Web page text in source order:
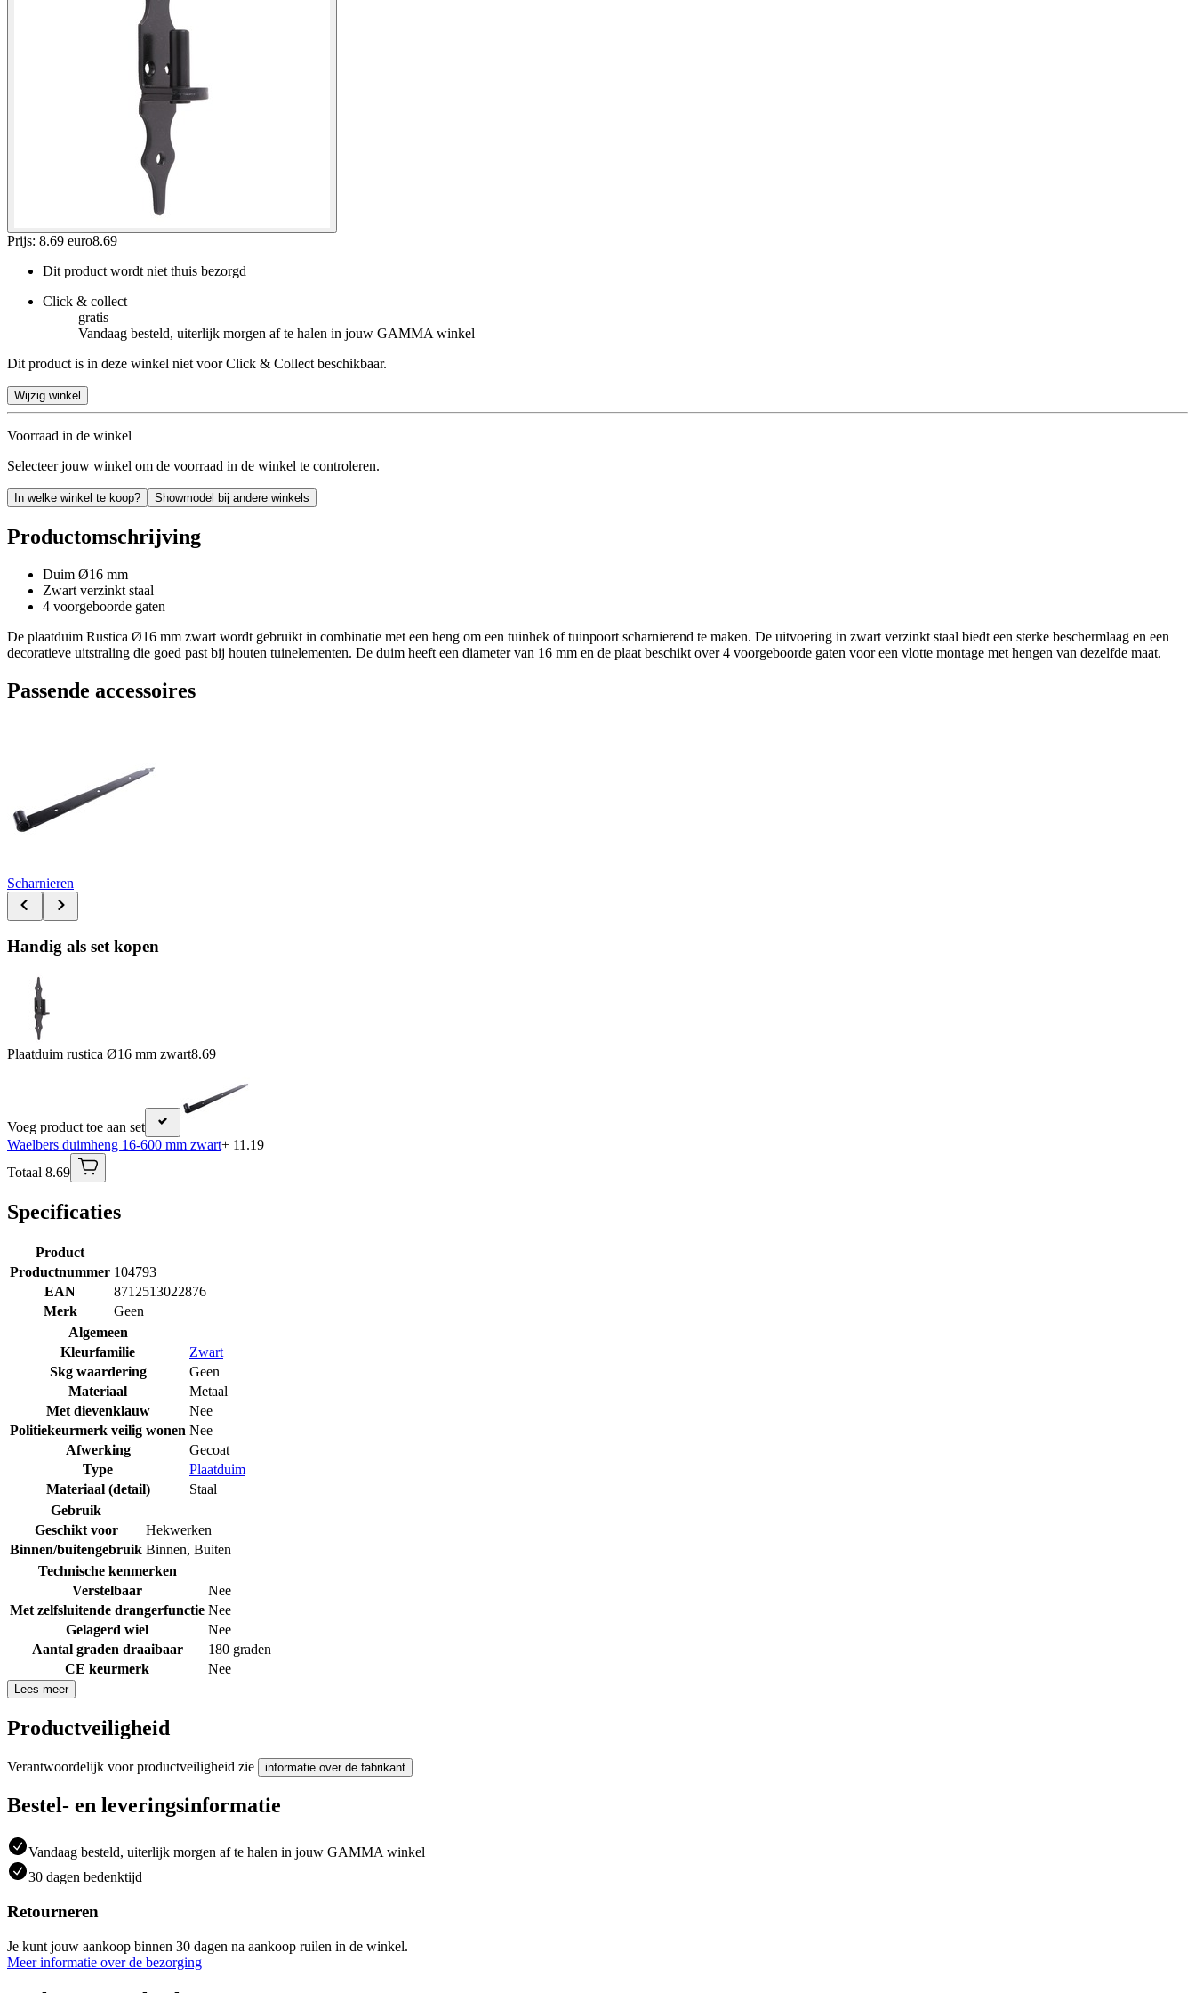
Prijs: 8.69 euro8.69
Dit product wordt niet thuis bezorgd
Click & collect
gratis
Vandaag besteld, uiterlijk morgen af te halen in jouw GAMMA winkel
Dit product is in deze winkel niet voor Click & Collect beschikbaar.
Wijzig winkel
Voorraad in de winkel
Selecteer jouw winkel om de voorraad in de winkel te controleren.
In welke winkel te koop? Showmodel bij andere winkels
Productomschrijving
Duim Ø16 mm
Zwart verzinkt staal
4 voorgeboorde gaten
De plaatduim Rustica Ø16 mm zwart wordt gebruikt in combinatie met een heng om een tuinhek of tuinpoort scharnierend te maken. De uitvoering in zwart verzinkt staal biedt een sterke beschermlaag en een
decoratieve uitstraling die goed past bij houten tuinelementen. De duim heeft een diameter van 16 mm en de plaat beschikt over 4 voorgeboorde gaten voor een vlotte montage met hengen van dezelfde maat.
Passende accessoires
Scharnieren
Handig als set kopen
Plaatduim rustica Ø16 mm zwart8.69
Voeg product toe aan set
Waelbers duimheng 16-600 mm zwart+ 11.19
Totaal 8.69
Specificaties
Product
Productnummer 104793
EAN
8712513022876
Merk
Geen
Algemeen
Kleurfamilie
Zwart
Skg waardering
Geen
Materiaal
Metaal
Met dievenklauw
Nee
Politiekeurmerk veilig wonen Nee
Afwerking
Gecoat
Type
Plaatduim
Materiaal (detail)
Staal
Gebruik
Geschikt voor
Hekwerken
Binnen/buitengebruik Binnen, Buiten
Technische kenmerken
Verstelbaar
Nee
Met zelfsluitende drangerfunctie Nee
Gelagerd wiel
Nee
Aantal graden draaibaar
180 graden
CE keurmerk
Nee
Lees meer
Productveiligheid
Verantwoordelijk voor productveiligheid zie informatie over de fabrikant
Bestel- en leveringsinformatie
Vandaag besteld, uiterlijk morgen af te halen in jouw GAMMA winkel
30 dagen bedenktijd
Retourneren
Je kunt jouw aankoop binnen 30 dagen na aankoop ruilen in de winkel.
Meer informatie over de bezorging